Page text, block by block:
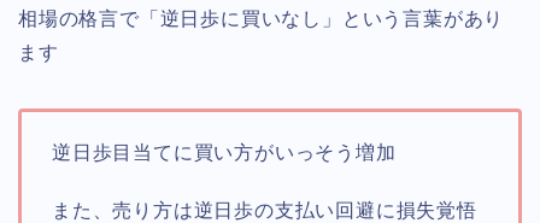
相場の格言で「逆日歩に買いなし」という言葉があり
ます
逆日歩目当てに買い方がいっそう増加
また、売り方は逆日歩の支払い回避に損失覚悟